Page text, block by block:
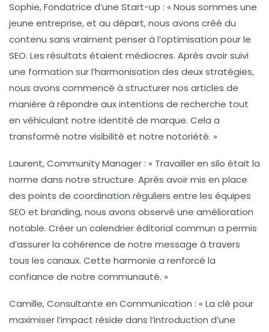
Sophie, Fondatrice d’une Start-up : « Nous sommes une
jeune entreprise, et au départ, nous avons créé du
contenu sans vraiment penser à l’optimisation pour le
SEO. Les résultats étaient médiocres. Après avoir suivi
une formation sur l’harmonisation des deux stratégies,
nous avons commencé à structurer nos articles de
manière à répondre aux intentions de recherche tout
en véhiculant notre identité de marque. Cela a
transformé notre visibilité et notre notoriété. »
Laurent, Community Manager : « Travailler en silo était la
norme dans notre structure. Après avoir mis en place
des points de coordination réguliers entre les équipes
SEO et branding, nous avons observé une amélioration
notable. Créer un calendrier éditorial commun a permis
d’assurer la cohérence de notre message à travers
tous les canaux. Cette harmonie a renforcé la
confiance de notre communauté. »
Camille, Consultante en Communication : « La clé pour
maximiser l’impact réside dans l’introduction d’une